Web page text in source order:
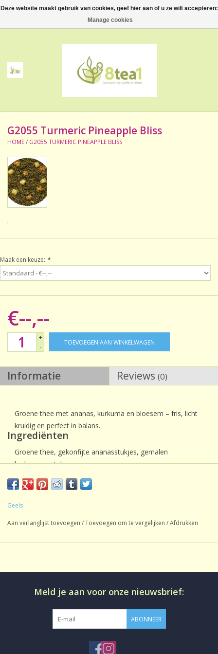
0 Artikelen - €--,--
Thee
Accessoires
NIEUW! Verpakte thee
BeppeDeli en 8tea1
Contact
Sale!
Laatste kans!
G2055 Turmeric Pineapple Bliss
HOME/ G2055 TURMERIC PINEAPPLE BLISS
Maak een keuze: *
€--,--
+
-
TOEVOEGEN AAN WINKELWAGEN
Informatie Reviews (0)
Groene thee met ananas, kurkuma en bloesem – fris, licht
kruidig en perfect in balans.
Ingrediënten
Groene thee, gekonfijte ananasstukjes, gemalen
kurkumawortel, aroma.
Geels
Aan verlanglijst toevoegen /Toevoegen om te vergelijken /Afdrukken
Meld je aan voor onze nieuwsbrief:
ABONNEER
Deze website maakt gebruik van cookies, geef hier aan of u ze wilt accepteren:
Manage cookies